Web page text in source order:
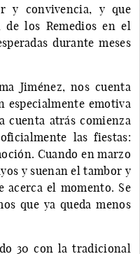
y convivencia, y que
los Remedios en el
durante meses
Jiménez, nos cuenta
especialmente emotiva
cuenta atrás comienza
las fiestas:
Cuando en marzo
y suenan el tambor y
acerca el momento. Se
que ya queda menos
30 con la tradicional